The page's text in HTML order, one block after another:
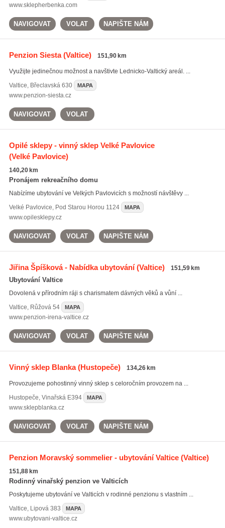
www.sklepherbenka.com
NAVIGOVAT VOLAT NAPIŠTE NÁM
Penzion Siesta(Valtice) 151,90 km
Využijte jedinečnou možnost a navštivte Lednicko-Valtický areál. ...
Valtice, Břeclavská 630 MAPA
www.penzion-siesta.cz
NAVIGOVAT VOLAT
Opilé sklepy - vinný sklep Velké Pavlovice
(Velké Pavlovice)
140,20 km
Pronájem rekreačního domu
Nabízíme ubytování ve Velkých Pavlovicích s možností návštěvy ...
Velké Pavlovice, Pod Starou Horou 1124 MAPA
www.opilesklepy.cz
NAVIGOVAT VOLAT NAPIŠTE NÁM
Jiřina Špíšková - Nabídka ubytování(Valtice) 151,59 km
Ubytování Valtice
Dovolená v přírodním ráji s charismatem dávných věků a vůní ...
Valtice, Růžová 54 MAPA
www.penzion-irena-valtice.cz
NAVIGOVAT VOLAT NAPIŠTE NÁM
Vinný sklep Blanka(Hustopeče) 134,26 km
Provozujeme pohostinný vinný sklep s celoročním provozem na ...
Hustopeče, Vinařská E394 MAPA
www.sklepblanka.cz
NAVIGOVAT VOLAT NAPIŠTE NÁM
Penzion Moravský sommelier - ubytování Valtice(Valtice)
151,88 km
Rodinný vinařský penzion ve Valticích
Poskytujeme ubytování ve Valticích v rodinné penzionu s vlastním ...
Valtice, Lipová 383 MAPA
www.ubytovani-valtice.cz